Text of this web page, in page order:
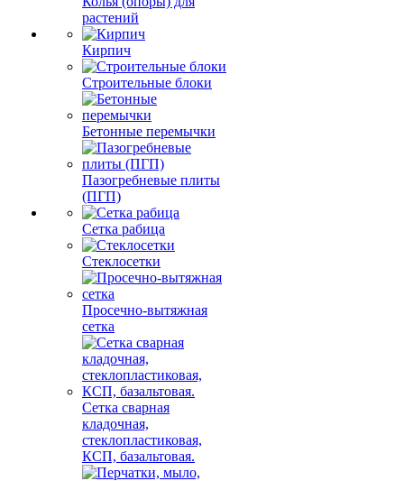
Колья (опоры) для
растений
Кирпич
Строительные блоки
Бетонные перемычки
Пазогребневые плиты
(ПГП)
Сетка рабица
Стеклосетки
Просечно-вытяжная
сетка
Сетка сварная
кладочная,
стеклопластиковая,
КСП, базальтовая.